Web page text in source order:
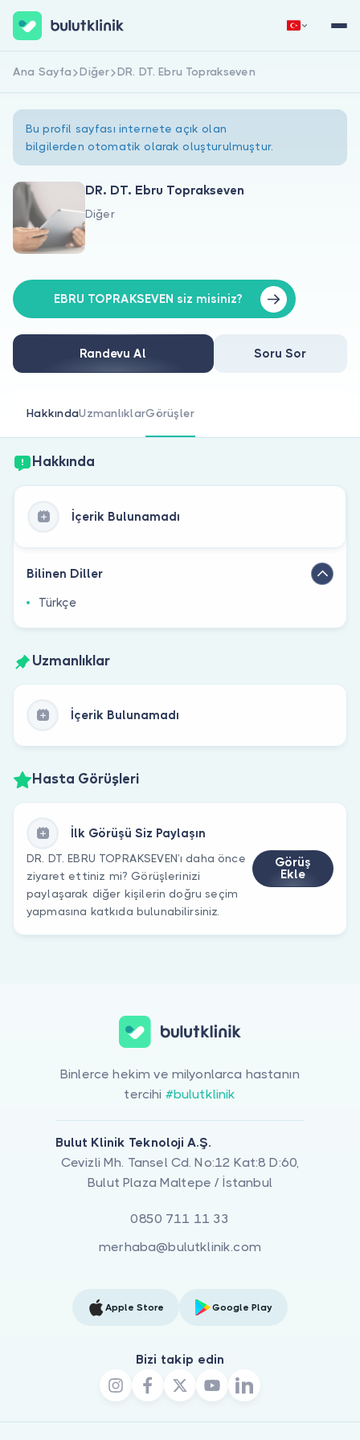
Hakkımızda
Doktorlar için
Doktor musunuz?
Hemen Kaydol Giriş Yap
Ana Sayfa Diğer DR. DT. Ebru Toprakseven
Bu profil sayfası internete açık olan
bilgilerden otomatik olarak oluşturulmuştur.
DR. DT. Ebru Toprakseven
Diğer
EBRU TOPRAKSEVEN siz misiniz?
Randevu Al Soru Sor
HakkındaUzmanlıklarGörüşler
Hakkında
İçerik Bulunamadı
Bilinen Diller
Türkçe
Uzmanlıklar
İçerik Bulunamadı
Hasta Görüşleri
İlk Görüşü Siz Paylaşın
DR. DT. EBRU TOPRAKSEVEN’ı daha önce
ziyaret ettiniz mi? Görüşlerinizi
paylaşarak diğer kişilerin doğru seçim
yapmasına katkıda bulunabilirsiniz.
Görüş
Ekle
Binlerce hekim ve milyonlarca hastanın
tercihi #bulutklinik
Bulut Klinik Teknoloji A.Ş.
Cevizli Mh. Tansel Cd. No:12 Kat:8 D:60,
Bulut Plaza Maltepe / İstanbul
0850 711 11 33
merhaba@bulutklinik.com
Apple Store Google Play
Bizi takip edin